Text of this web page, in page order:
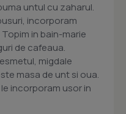
untul cu zaharul.
incorporam
in bain-marie
de cafeaua.
migdale
masa de unt si oua.
incorporam usor in